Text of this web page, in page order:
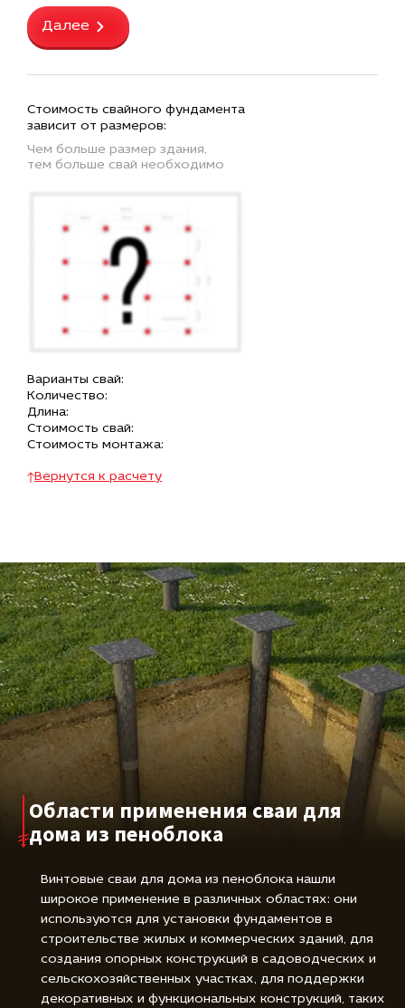
Далее
Стоимость свайного фундамента
зависит от размеров:
Чем больше размер здания,
тем больше свай необходимо
Варианты свай:
Количество:
Длина:
Стоимость свай:
Стоимость монтажа:
Вернутся к расчету
Области применения сваи для
дома из пеноблока
Винтовые сваи для дома из пеноблока нашли
широкое применение в различных областях: они
используются для установки фундаментов в
строительстве жилых и коммерческих зданий, для
создания опорных конструкций в садоводческих и
сельскохозяйственных участках, для поддержки
декоративных и функциональных конструкций, таких